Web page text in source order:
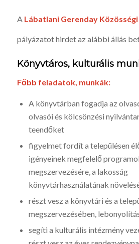
A Lábatlani Gerenday
pályázatot hirdet az alábbi állás
Könyvtáros, kulturális
Főbb feladatok, munkák:
A könyvtárban fogadja az
olvasói és kölcsönzési
teendőket
figyelmet fordít a településen
igényeinek megfelelő
megszervezésére, a lakosság
könyvtárhasználatának
részt vesz a könyvtári és a
megszervezésében,
segíti a kulturális intézmény